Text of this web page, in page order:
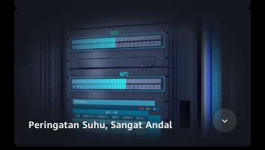
Peringatan Suhu, Sangat Andal